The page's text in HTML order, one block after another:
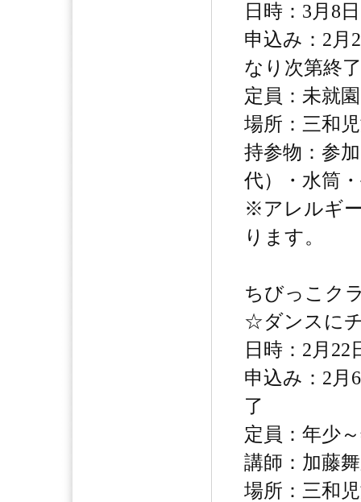
日時：3月8
申込み：2
なり次第終了
定員：未就
場所：三和
持参物：参
代）・水筒
※アレルギ
ります。
ちびっこク
☆ダンスに
日時：2月22
申込み：2
了
定員：年少
講師：加藤
場所：三和